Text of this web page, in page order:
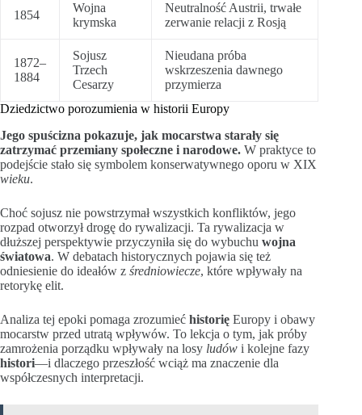
1854
Wojna
krymska
Neutralność Austrii, trwałe
zerwanie relacji z Rosją
1872–
1884
Sojusz
Trzech
Cesarzy
Nieudana próba
wskrzeszenia dawnego
przymierza
Dziedzictwo porozumienia w historii Europy
Jego spuścizna pokazuje, jak mocarstwa starały się
zatrzymać przemiany społeczne i narodowe. W praktyce to
podejście stało się symbolem konserwatywnego oporu w XIX
wieku.
Choć sojusz nie powstrzymał wszystkich konfliktów, jego
rozpad otworzył drogę do rywalizacji. Ta rywalizacja w
dłuższej perspektywie przyczyniła się do wybuchu wojna
światowa. W debatach historycznych pojawia się też
odniesienie do ideałów z średniowiecze, które wpływały na
retorykę elit.
Analiza tej epoki pomaga zrozumieć historię Europy i obawy
mocarstw przed utratą wpływów. To lekcja o tym, jak próby
zamrożenia porządku wpływały na losy ludów i kolejne fazy
histori—i dlaczego przeszłość wciąż ma znaczenie dla
współczesnych interpretacji.